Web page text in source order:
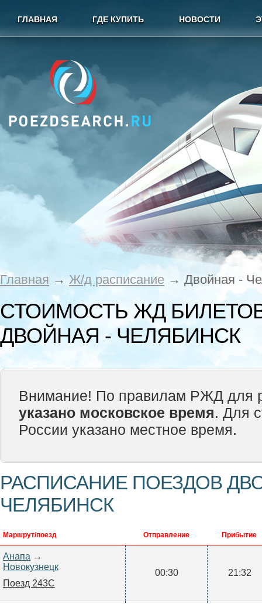
ГЛАВНАЯ ГДЕ КУПИТЬ НОВОСТИ
Главная →Ж/д расписание → Двойная -
СТОИМОСТЬ ЖД
ДВОЙНАЯ - ЧЕЛЯБИНСК
Внимание! По правилам РЖД для
указано московское время. Для
России указано местное время.
РАСПИСАНИЕ ПОЕЗДОВ
ЧЕЛЯБИНСК
Маршрут/поезд Отправление Прибытие
Анапа →
Новокузнецк
Поезд 243С
00:30 21:32